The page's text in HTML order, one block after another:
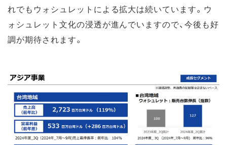
れでもウォシュレットによる拡大は続いています。ウ
ォシュレット文化の浸透が進んでいますので、今後も好
調が期待されます。